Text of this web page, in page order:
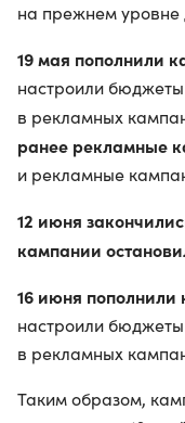
на прежнем уровне
19 мая пополнили
настроили
в рекламных
ранее рекламные
и рекламные
12 июня
кампании
16 июня пополнили
настроили
в рекламных
Таким образом,